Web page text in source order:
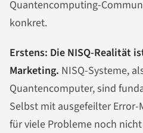
Quantencomputing-
konkret.
Erstens: Die NISQ-Realität
Marketing. NISQ-Systeme,
Quantencomputer, sind
Selbst mit ausgefeilter
für viele Probleme noch